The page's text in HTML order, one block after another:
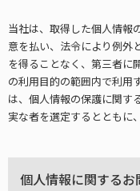
当社は、取得した個人情報
意を払い、法令により例外
を得ることなく、第三者に
の利用目的の範囲内で利用
は、個人情報の保護に関す
実な者を選定するとともに
個人情報に関する